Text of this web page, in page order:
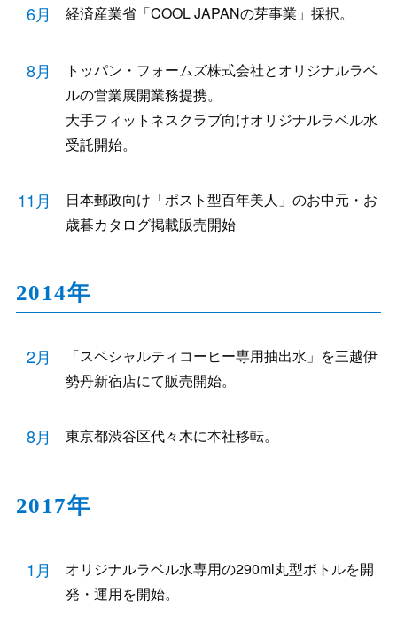
6月 経済産業省「COOL JAPANの芽事業」採択。
8月
トッパン・フォームズ株式会社とオリジナルラベ
ルの営業展開業務提携。
大手フィットネスクラブ向けオリジナルラベル水
受託開始。
11月
日本郵政向け「ポスト型百年美人」のお中元・お
歳暮カタログ掲載販売開始
2014年
2月
「スペシャルティコーヒー専用抽出水」を三越伊
勢丹新宿店にて販売開始。
8月 東京都渋谷区代々木に本社移転。
2017年
1月
オリジナルラベル水専用の290ml丸型ボトルを開
発・運用を開始。